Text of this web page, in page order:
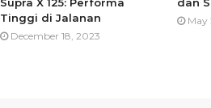
Tinggi di Jalanan
December 18, 2023
May